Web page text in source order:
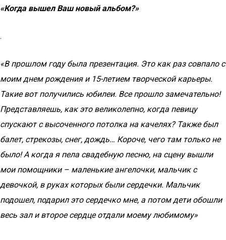
«Когда вышел Ваш новый альбом?»
.
«В прошлом году была презентация. Это как раз совпало с
моим днем рождения и 15-летием творческой карьеры.
Такие вот получились юбилеи. Все прошло замечательно!
Представляешь, как это великолепно, когда певицу
спускают с высоченного потолка на качелях? Также был
балет, стрекозы, снег, дождь… Короче, чего там только не
было! А когда я пела свадебную песню, на сцену вышли
мои помощники – маленькие ангелочки, мальчик с
девочкой, в руках которых были сердечки. Мальчик
подошел, подарил это сердечко мне, а потом дети обошли
весь зал и второе сердце отдали моему любимому»